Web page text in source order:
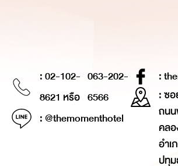
: 02-102-
8621 หรือ
063-202-
6566
: @themomenthotel
:
: ซ
ถน
คล
อำเ
ปทุ